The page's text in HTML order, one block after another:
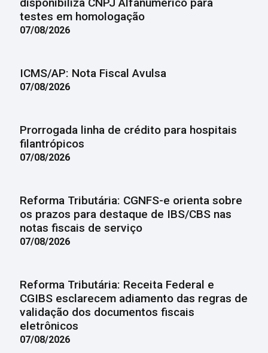
testes em homologação
07/08/2026
ICMS/AP: Nota Fiscal Avulsa
07/08/2026
Prorrogada linha de crédito para hospitais
filantrópicos
07/08/2026
Reforma Tributária: CGNFS-e orienta sobre
os prazos para destaque de IBS/CBS nas
notas fiscais de serviço
07/08/2026
Reforma Tributária: Receita Federal e
CGIBS esclarecem adiamento das regras de
validação dos documentos fiscais
eletrônicos
07/08/2026